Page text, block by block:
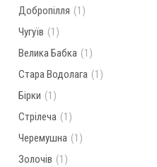
Добропілля (1)
Чугуїв (1)
Велика Бабка (1)
Стара Водолага (1)
Бірки (1)
Стрілеча (1)
Черемушна (1)
Золочів (1)